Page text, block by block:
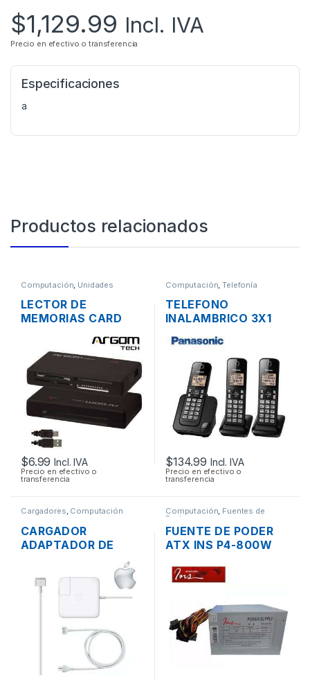
$1,129.99 Incl. IVA
Precio en efectivo o transferencia
Especificaciones
a
Productos relacionados
Computación Unidades
Opticas - Lectores
LECTOR DE
MEMORIAS CARD
ARGOM 88R USB 2.0
TODO EN 1
$6.99 Incl. IVA
Precio en efectivo o
transferencia
Computación ,Telefonía
TELEFONO
INALAMBRICO 3X1
TGC353 DECT 6.0 C-
ID 1.9 GHZ ALTAVOZ
CONTESTADOR
$134.99 Incl. IVA
Precio en efectivo o
transferencia
Cargadores, Computación
CARGADOR
ADAPTADOR DE
LAPTOP MAC APPLE
MAGSAFE 2 16.5V
ORIGINAL + CABLE
DE PODER
Computación, Fuentes de
Poder
FUENTE DE PODER
ATX INS P4-800W
CONECTORES
SATA/IDE 38A